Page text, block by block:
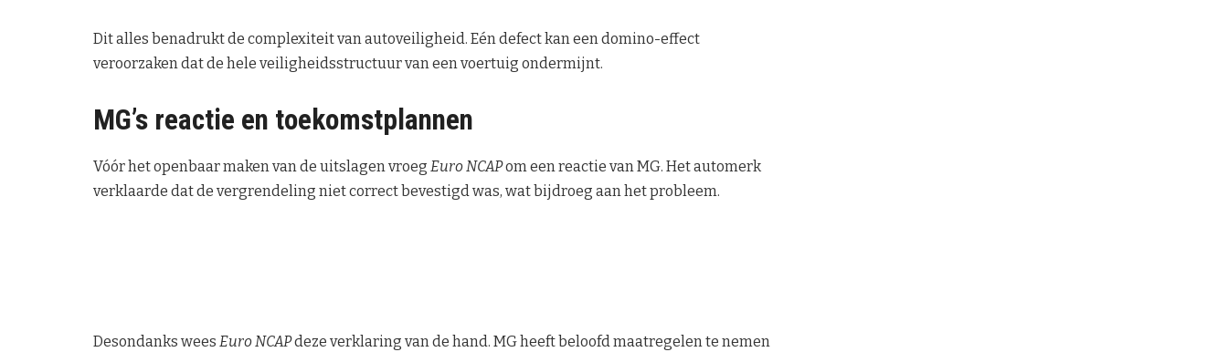
Dit alles benadrukt de complexiteit van autoveiligheid. Eén defect kan een domino-effect
veroorzaken dat de hele veiligheidsstructuur van een voertuig ondermijnt.
MG’s reactie en toekomstplannen
Vóór het openbaar maken van de uitslagen vroeg Euro NCAPom een reactie van MG. Het automerk
verklaarde dat de vergrendeling niet correct bevestigd was, wat bijdroeg aan het probleem.
Desondanks wees Euro NCAPdeze verklaring van de hand. MG heeft beloofd maatregelen te nemen